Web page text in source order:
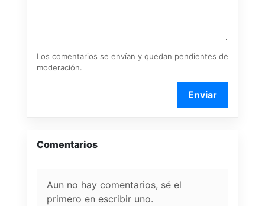
Los comentarios se envían y quedan pendientes de
moderación.
Enviar
Comentarios
Aun no hay comentarios, sé el
primero en escribir uno.